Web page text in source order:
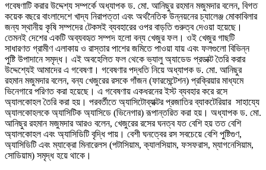
গবেষণাটি করার উদ্দেশ্য সম্পর্কে অধ্যাপক ড. মো. আনিছুর রহমান মজুমদার বলেন, বিগত
কয়েক বছরে বাংলাদেশে খাদ্য নিরাপত্তা এবং অর্থনৈতিক উন্নয়নের চ্যালেঞ্জ মোকাবিলার
জন্য স্থানীয় কৃষি সম্পদের টেকসই ব্যবহারের ওপর বাড়তি গুরুত্ব দেওয়া হয়েছে।
তেমনই দেশের একটি অব্যবহৃত সম্পদ হলো বন্য খেজুর ফল। ওই খেজুর গাছটি
সাধারণত গ্রামীণ এলাকায় ও রাস্তার পাশের জমিতে পাওয়া যায় এবং ফলগুলো বিভিন্ন
পুষ্টি উপাদানে সমৃদ্ধ। এই অবহেলিত ফল থেকে ভ্যালু অ্যাডেড প্রডাক্ট তৈরি করার
উদ্দেশ্যেই আমাদের এ গবেষণা। গবেষণার পদ্ধতি নিয়ে অধ্যাপক ড. মো. আনিছুর
রহমান মজুমদার বলেন, বন্য খেজুরের রসকে গাঁজন (ফারমেন্টেশন) প্রক্রিয়ার মাধ্যমে
ভিনেগারে পরিণত করা হয়েছে। এ গবেষণায় একধরনের ইস্ট ব্যবহার করে রসে
অ্যালকোহল তৈরি করা হয়। পরবর্তীতে অ্যাসিটোব্যাক্টর প্রজাতির ব্যাকটেরিয়ার সাহায্যে
অ্যালকোহলকে অ্যাসিটিক অ্যাসিডে (ভিনেগার) রূপান্তরিত করা হয়। অধ্যাপক ড. মো.
আনিছুর রহমান মজুমদার আরও বলেন, খেজুরের রসের ঘনত্ব যত বেশি হয় তত বেশি
অ্যালকোহল এবং অ্যাসিডিটি বৃদ্ধি পায়। বেশী ঘনত্বের রস সবচেয়ে বেশি পুষ্টিগুণ,
অ্যাসিডিটি এবং ম্যাক্রো মিনারেলস (পটাসিয়াম, ক্যালসিয়াম, ফসফরাস, ম্যাগনেসিয়াম,
সোডিয়াম) সমৃদ্ধ হয়ে থাকে।